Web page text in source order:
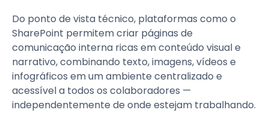
Do ponto de vista técnico, plataformas como o
SharePoint permitem criar páginas de
comunicação interna ricas em conteúdo visual e
narrativo, combinando texto, imagens, vídeos e
infográficos em um ambiente centralizado e
acessível a todos os colaboradores —
independentemente de onde estejam trabalhando.